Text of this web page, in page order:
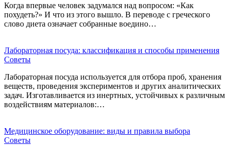
Когда впервые человек задумался над вопросом: «Как
похудеть?» И что из этого вышло. В переводе с греческого
слово диета означает собранные воедино…
Лабораторная посуда: классификация и способы применения
Советы
Лабораторная посуда используется для отбора проб, хранения
веществ, проведения экспериментов и других аналитических
задач. Изготавливается из инертных, устойчивых к различным
воздействиям материалов:…
Медицинское оборудование: виды и правила выбора
Советы